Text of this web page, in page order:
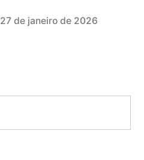
27 de janeiro de 2026